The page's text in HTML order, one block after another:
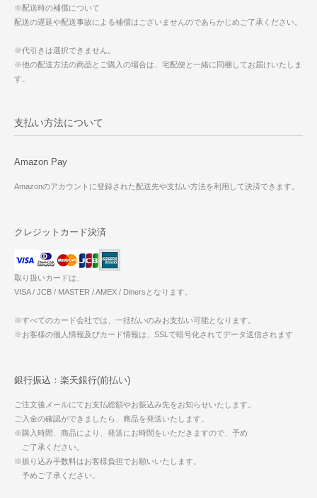
※配送時の補償について
配送の遅延や配送事故による補償はございませんのであらかじめご了承ください。
※代引きは選択できません。
※他の配送方法の商品とご購入の場合は、宅配便と一緒に同梱してお届けいたしま
す。
支払い方法について
Amazon Pay
Amazonのアカウントに登録された配送先や支払い方法を利用して決済できます。
クレジットカード決済
取り扱いカードは、
VISA / JCB / MASTER / AMEX / Dinersとなります。
※すべてのカード会社では、一括払いのみお支払い可能となります。
※お客様の個人情報及びカード情報は、SSLで暗号化されてデータ送信されます
銀行振込：楽天銀行(前払い)
ご注文後メールにてお支払総額やお振込み先をお知らせいたします。
ご入金の確認ができましたら、商品を発送いたします。
※購入時間、商品により、発送にお時間をいただきますので、予め
ご了承ください。
※振り込み手数料はお客様負担でお願いいたします。
予めご了承ください。